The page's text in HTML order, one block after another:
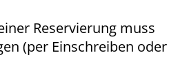
Reservierung muss
(per Einschreiben oder